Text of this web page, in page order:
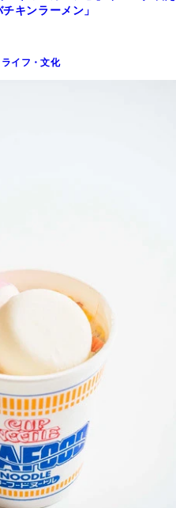
キンラーメン」
ライフ・文化